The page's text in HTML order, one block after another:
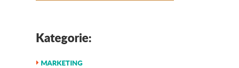
Kategorie:
MARKETING